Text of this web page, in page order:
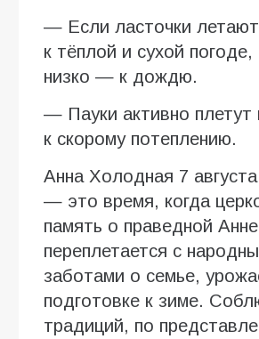
— Если ласточки
к тёплой и сухой погоде,
низко — к дождю.
— Пауки активно
к скорому потеплению.
Анна Холодная 7
— это время, когда
память о праведной Анне
переплетается с
заботами о семье,
подготовке к зиме.
традиций, по